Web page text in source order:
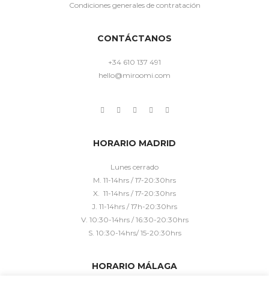
Condiciones generales de contratación
CONTÁCTANOS
+34 610 137 491
hello@miroomi.com
HORARIO MADRID
Lunes cerrado
M. 11-14hrs / 17-20:30hrs
X. 11-14hrs / 17-20:30hrs
J. 11-14hrs / 17h-20:30hrs
V. 10:30-14hrs / 16:30-20:30hrs
S. 10:30-14hrs/ 15-20:30hrs
HORARIO MÁLAGA